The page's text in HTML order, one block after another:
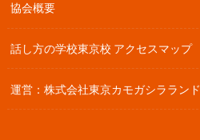
協会概要
話し方の学校東京校 アクセスマップ
運営：株式会社東京カモガシラランド